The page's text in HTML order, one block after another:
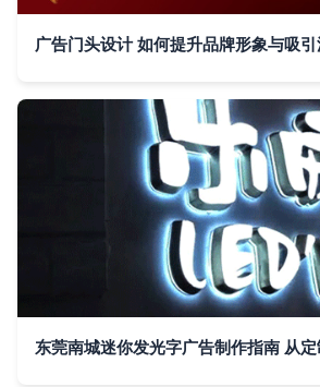
广告门头设计 如何提升品牌形象与吸引